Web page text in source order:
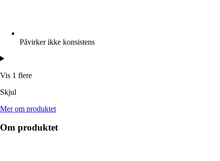
Påvirker ikke konsistens
Vis 1 flere
Skjul
Mer om produktet
Om produktet